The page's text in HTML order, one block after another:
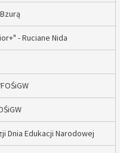
- Ruciane Nida
Dnia Edukacji Narodowej